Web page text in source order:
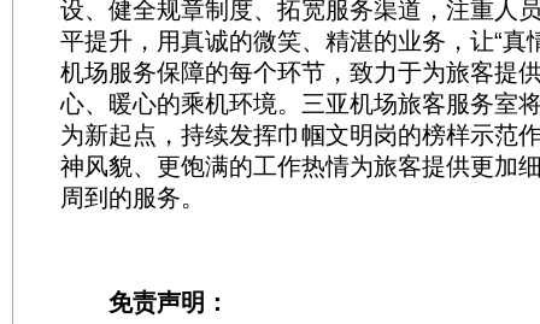
设、健全规章制度、拓宽服务渠道，注重人
平提升，用真诚的微笑、精湛的业务，让“真
机场服务保障的每个环节，致力于为旅客提
心、暖心的乘机环境。三亚机场旅客服务室
为新起点，持续发挥巾帼文明岗的榜样示范
神风貌、更饱满的工作热情为旅客提供更加
周到的服务。
免责声明：